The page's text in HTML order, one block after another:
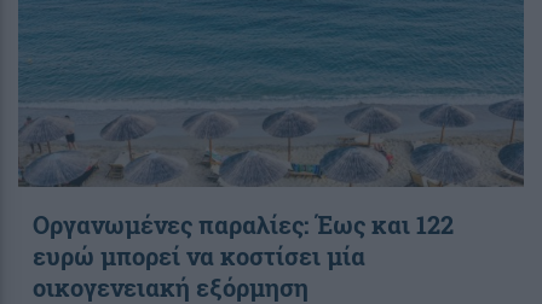
Οργανωμένες παραλίες: Έως και 122
ευρώ μπορεί να κοστίσει μία
οικογενειακή εξόρμηση